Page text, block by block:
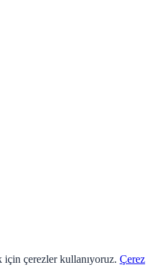
çerezler kullanıyoruz. Çerez